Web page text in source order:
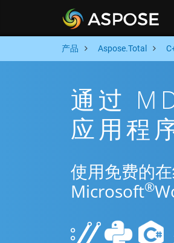
产品 Aspose.Total
通过
应用程
使用免费的
Microsoft®